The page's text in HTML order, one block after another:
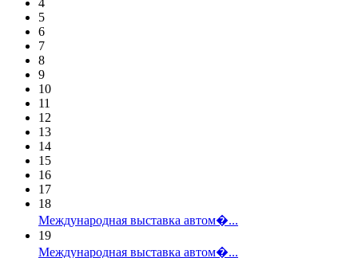
5
6
7
8
9
10
11
12
13
14
15
16
17
18
Международная выставка автом�...
19
Международная выставка автом�...